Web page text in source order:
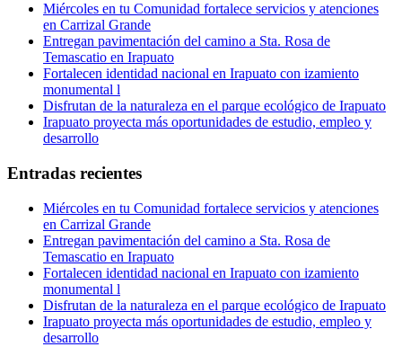
Miércoles en tu Comunidad fortalece servicios y atenciones
en Carrizal Grande
Entregan pavimentación del camino a Sta. Rosa de
Temascatio en Irapuato
Fortalecen identidad nacional en Irapuato con izamiento
monumental l
Disfrutan de la naturaleza en el parque ecológico de Irapuato
Irapuato proyecta más oportunidades de estudio, empleo y
desarrollo
Entradas recientes
Miércoles en tu Comunidad fortalece servicios y atenciones
en Carrizal Grande
Entregan pavimentación del camino a Sta. Rosa de
Temascatio en Irapuato
Fortalecen identidad nacional en Irapuato con izamiento
monumental l
Disfrutan de la naturaleza en el parque ecológico de Irapuato
Irapuato proyecta más oportunidades de estudio, empleo y
desarrollo